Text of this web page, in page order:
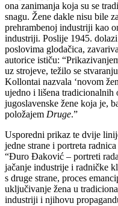
ona zanimanja koja su se
snagu. Žene dakle nisu bile
prehrambenoj industriji kao
industriji. Poslije 1945.
poslovima glodačica,
autorice ističu:
uz strojeve, težilo se
Kollontai nazvala ‘novom
ujedno i lišena
jugoslavenske žene koja je,
položajem Druge.”
Usporedni prikaz te dvije
jedne strane i portreta
“Đuro Đaković – portreti
jačanje industrije i radničke
s druge strane, proces
uključivanje žena u
industriji i njihovu